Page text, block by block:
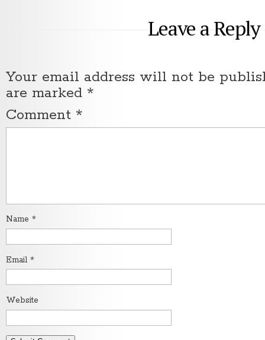
Leave a Reply
Your email address will not be
are marked *
Comment *
Name *
Email *
Website